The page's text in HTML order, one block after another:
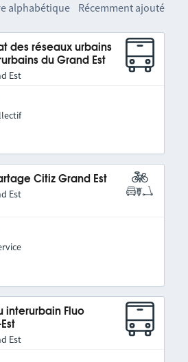
alphabétique Récemment ajouté
des réseaux urbains
du Grand Est
Est
Citiz Grand Est
Est
interurbain Fluo
Est